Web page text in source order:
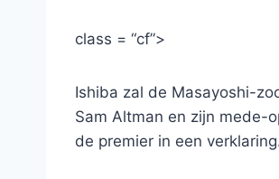
class = “cf”>
Ishiba zal de Masayoshi-
Sam Altman en zijn mede-
de premier in een